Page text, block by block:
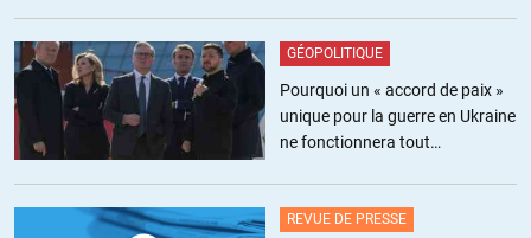
GÉOPOLITIQUE
Pourquoi un « accord de paix »
unique pour la guerre en Ukraine
ne fonctionnera tout
REVUE DE PRESSE